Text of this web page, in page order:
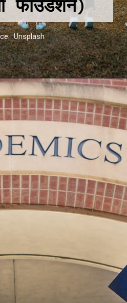
फाउंडेशन)
: Unsplash